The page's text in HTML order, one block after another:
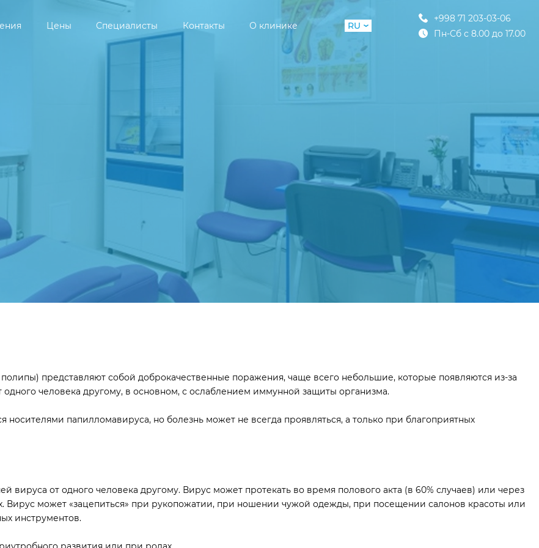
Цены Специалисты Контакты О клинике
RU
+998 71 203-03-06
Пн-Сб с 8.00 до 17.00
представляют собой доброкачественные поражения, чаще всего небольшие, которые появляются из-за
человека другому, в основном, с ослаблением иммунной защиты организма.
носителями папилломавируса, но болезнь может не всегда проявляться, а только при благоприятных
от одного человека другому. Вирус может протекать во время полового акта (в 60% случаев) или через
может «зацепиться» при рукопожатии, при ношении чужой одежды, при посещении салонов красоты или
инструментов.